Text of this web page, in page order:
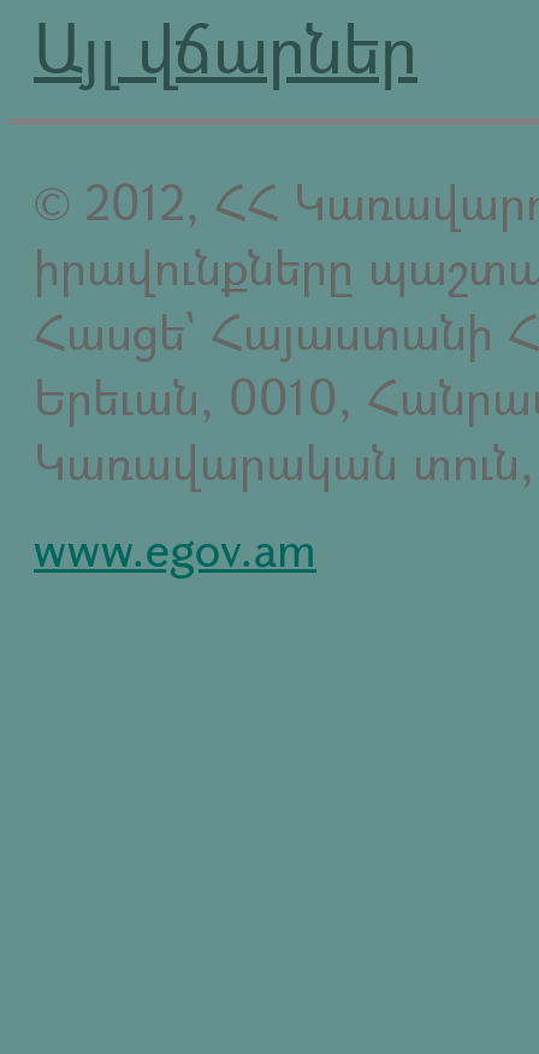
Այլ վճարներ
© 2012, ՀՀ
իրավունքները
Հասցե` Հայաստանի
Երեւան, 0010,
Կառավարական տուն,
www.egov.am